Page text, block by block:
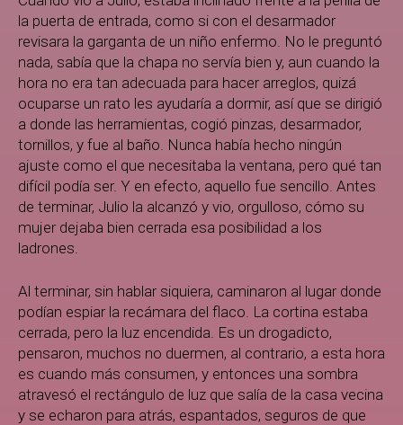
la puerta de entrada, como si con el desarmador
revisara la garganta de un niño enfermo. No le preguntó
nada, sabía que la chapa no servía bien y, aun cuando la
hora no era tan adecuada para hacer arreglos, quizá
ocuparse un rato les ayudaría a dormir, así que se dirigió
a donde las herramientas, cogió pinzas, desarmador,
tornillos, y fue al baño. Nunca había hecho ningún
ajuste como el que necesitaba la ventana, pero qué tan
difícil podía ser. Y en efecto, aquello fue sencillo. Antes
de terminar, Julio la alcanzó y vio, orgulloso, cómo su
mujer dejaba bien cerrada esa posibilidad a los
ladrones.
Al terminar, sin hablar siquiera, caminaron al lugar donde
podían espiar la recámara del flaco. La cortina estaba
cerrada, pero la luz encendida. Es un drogadicto,
pensaron, muchos no duermen, al contrario, a esta hora
es cuando más consumen, y entonces una sombra
atravesó el rectángulo de luz que salía de la casa vecina
y se echaron para atrás, espantados, seguros de que